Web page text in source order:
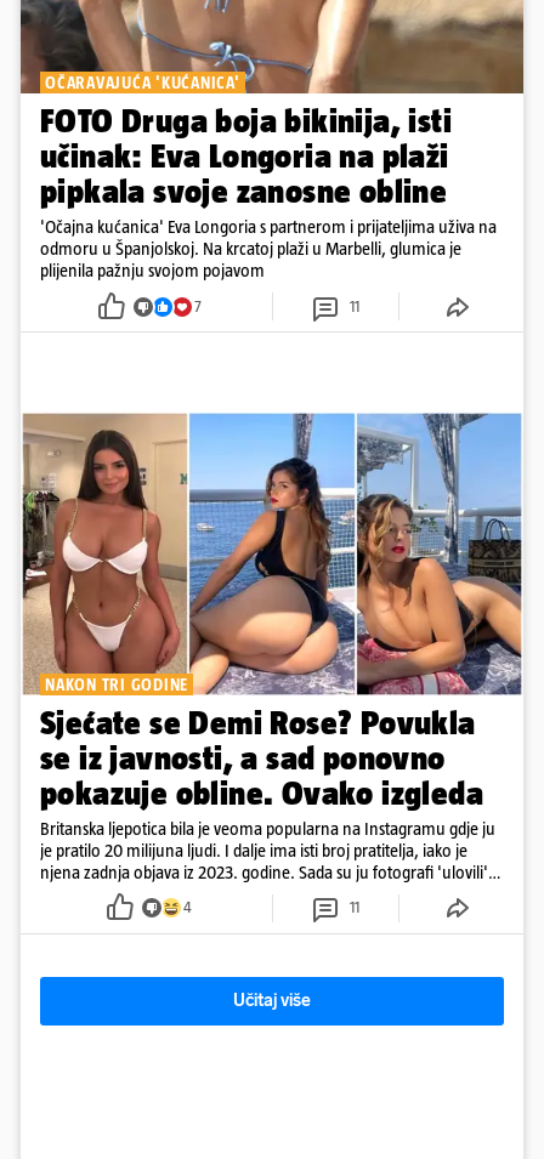
OČARAVAJUĆA 'KUĆANICA'
FOTO Druga boja bikinija, isti
učinak: Eva Longoria na plaži
pipkala svoje zanosne obline
'Očajna kućanica' Eva Longoria s partnerom i prijateljima uživa na
odmoru u Španjolskoj. Na krcatoj plaži u Marbelli, glumica je
plijenila pažnju svojom pojavom
7 11
NAKON TRI GODINE
Sjećate se Demi Rose? Povukla
se iz javnosti, a sad ponovno
pokazuje obline. Ovako izgleda
Britanska ljepotica bila je veoma popularna na Instagramu gdje ju
je pratilo 20 milijuna ljudi. I dalje ima isti broj pratitelja, iako je
njena zadnja objava iz 2023. godine. Sada su ju fotografi 'ulovili'
4 11
Učitaj više